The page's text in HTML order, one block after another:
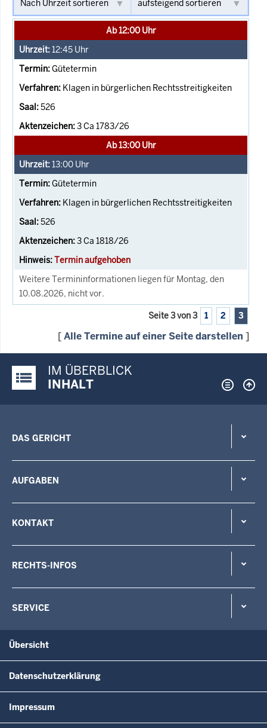
Ab 12:00 Uhr
12:45 Uhr
Gütetermin
Klagen in bürgerlichen Rechtsstreitigkeiten
526
3 Ca 1783/26
Ab 13:00 Uhr
13:00 Uhr
Gütetermin
Klagen in bürgerlichen Rechtsstreitigkeiten
526
3 Ca 1818/26
Termin aufgehoben
Weitere Termininformationen liegen für Montag, den
10.08.2026, nicht vor.
Seite 3 von 3 1 2 3
[Alle Termine auf einer Seite darstellen ]
Justiz-Portal im Überblick:
IM ÜBERBLICK
INHALT
DAS GERICHT
AUFGABEN
KONTAKT
RECHTS-INFOS
SERVICE
Übersicht
Datenschutzerklärung
Impressum